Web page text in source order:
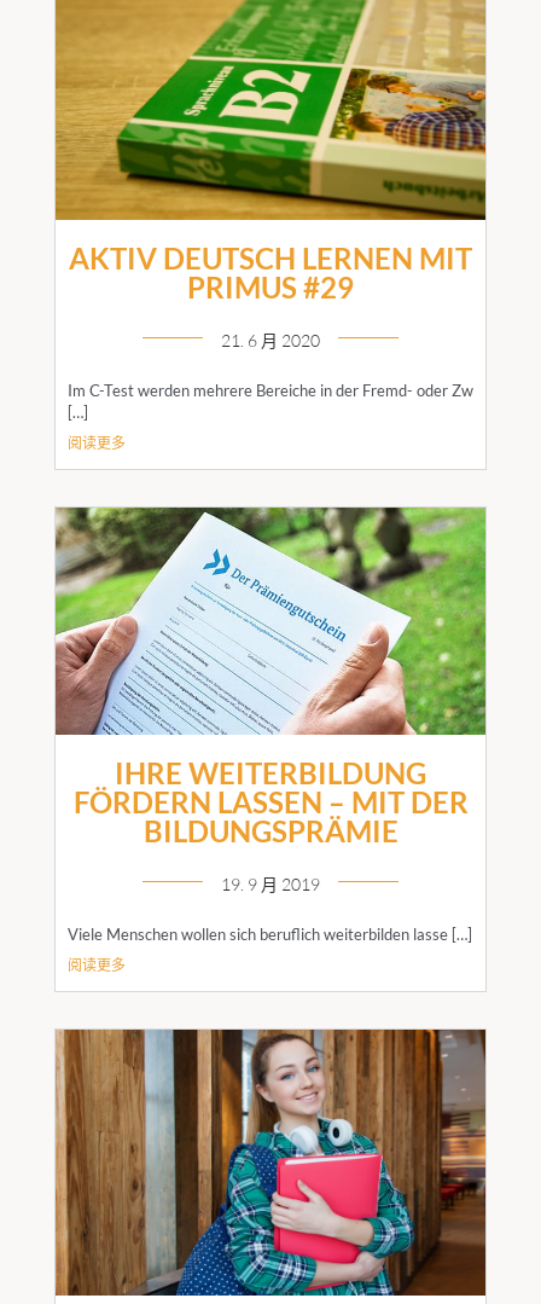
AKTIV DEUTSCH LERNEN MIT
PRIMUS #29
21. 6 月 2020
Im C-Test werden mehrere Bereiche in der Fremd- oder Zw
[…]
阅读更多
IHRE WEITERBILDUNG
FÖRDERN LASSEN – MIT DER
BILDUNGSPRÄMIE
19. 9 月 2019
Viele Menschen wollen sich beruflich weiterbilden lasse […]
阅读更多